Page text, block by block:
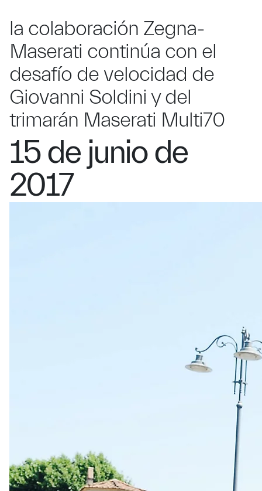
la colaboración Zegna-
Maserati continúa con el
desafío de velocidad de
Giovanni Soldini y del
trimarán Maserati Multi70
15 de junio de
2017